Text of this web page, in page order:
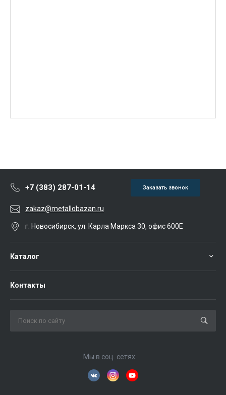
+7 (383) 287-01-14 Заказать звонок
zakaz@metallobazan.ru
г. Новосибирск, ул. Карла Маркса 30, офис 600Е
Каталог
Контакты
Мы в соц. сетях